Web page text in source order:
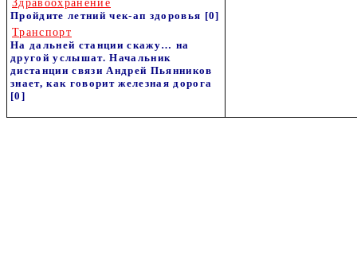
Здравоохранение
Пройдите летний чек-ап здоровья [0]
Транспорт
На дальней станции скажу… на
другой услышат. Начальник
дистанции связи Андрей Пьянников
знает, как говорит железная дорога
[0]